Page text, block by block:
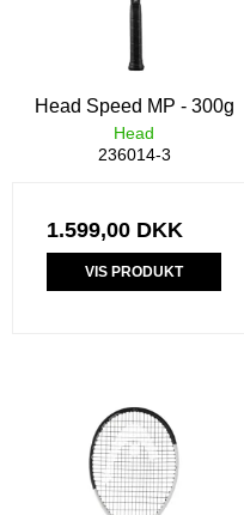
Head Speed MP - 300g
Head
236014-3
1.599,00 DKK
VIS PRODUKT